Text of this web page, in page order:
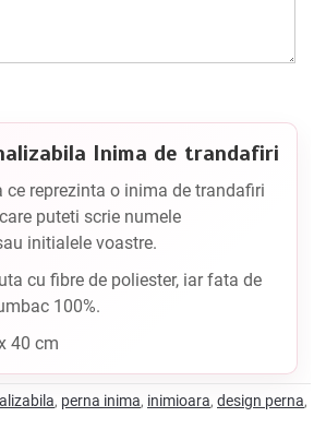
Inima de trandafiri
ce reprezinta o inima de trandafiri
puteti scrie numele
initialele voastre.
cu fibre de poliester, iar fata de
100%.
40 cm
, perna inima, inimioara, design perna,